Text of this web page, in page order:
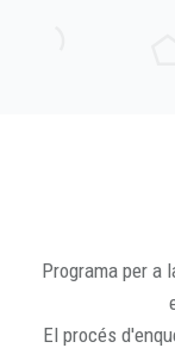
Programa per a
El procés